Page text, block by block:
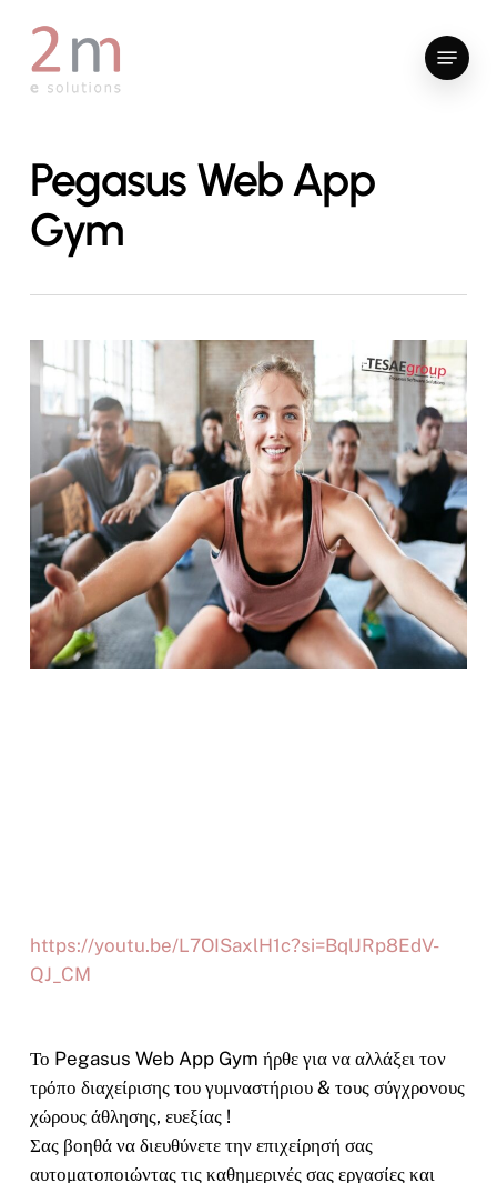
main
content
Menu
Pegasus Web App
Gym
https://youtu.be/L7OISaxlH1c?si=BqlJRp8EdV-
QJ_CM
Το Pegasus Web App Gym ήρθε για να αλλάξει τον
τρόπο διαχείρισης του γυμναστήριου & τους σύγχρονους
χώρους άθλησης, ευεξίας !
Σας βοηθά να διευθύνετε την επιχείρησή σας
αυτοματοποιώντας τις καθημερινές σας εργασίες και